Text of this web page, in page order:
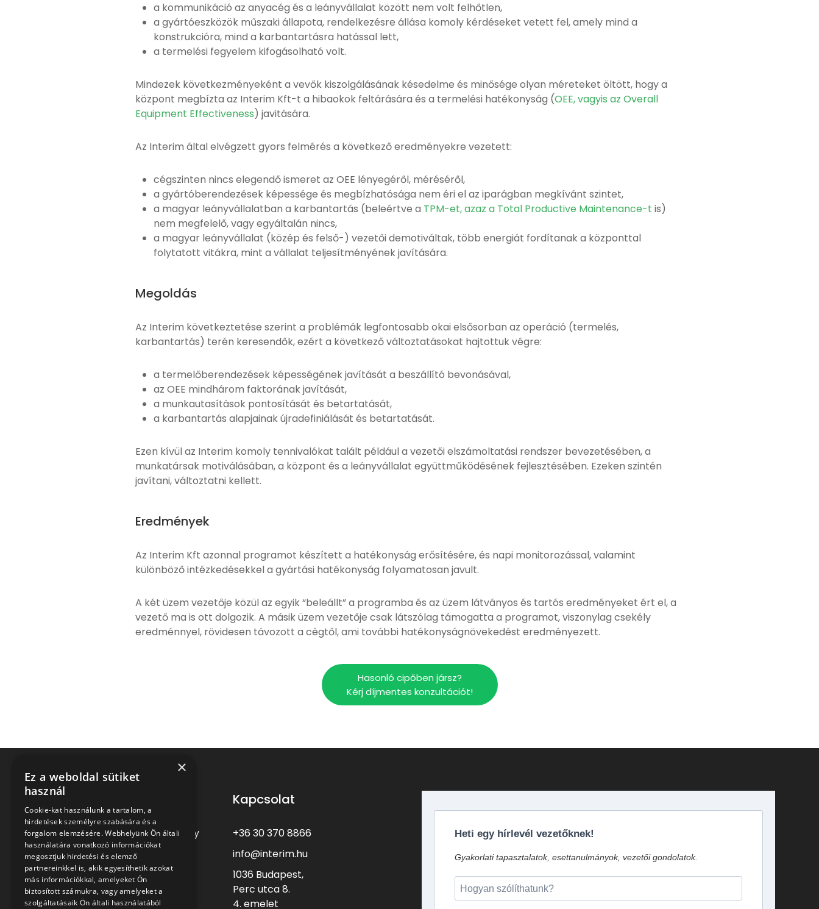
a kommunikáció az anyacég és a leányvállalat között nem volt felhőtlen,
a gyártóeszközök műszaki állapota, rendelkezésre állása komoly kérdéseket vetett fel, amely mind a
konstrukcióra, mind a karbantartásra hatással lett,
a termelési fegyelem kifogásolható volt.
Mindezek következményeként a vevők kiszolgálásának késedelme és minősége olyan méreteket öltött, hogy a
központ megbízta az Interim Kft-t a hibaokok feltárására és a termelési hatékonyság (OEE, vagyis az Overall
Equipment Effectiveness) javitására.
Az Interim által elvégzett gyors felmérés a következő eredményekre vezetett:
cégszinten nincs elegendő ismeret az OEE lényegéről, méréséről,
a gyártóberendezések képessége és megbízhatósága nem éri el az iparágban megkívánt szintet,
a magyar leányvállalatban a karbantartás (beleértve a TPM-et, azaz a Total Productive Maintenance-t is)
nem megfelelő, vagy egyáltalán nincs,
a magyar leányvállalat (közép és felső-) vezetői demotiváltak, több energiát fordítanak a központtal
folytatott vitákra, mint a vállalat teljesítményének javítására.
Megoldás
Az Interim következtetése szerint a problémák legfontosabb okai elsősorban az operáció (termelés,
karbantartás) terén keresendők, ezért a következő változtatásokat hajtottuk végre:
a termelőberendezések képességének javítását a beszállító bevonásával,
az OEE mindhárom faktorának javítását,
a munkautasítások pontosítását és betartatását,
a karbantartás alapjainak újradefiniálását és betartatását.
Ezen kívül az Interim komoly tennivalókat talált például a vezetői elszámoltatási rendszer bevezetésében, a
munkatársak motiválásában, a központ és a leányvállalat együttműködésének fejlesztésében. Ezeken szintén
javítani, változtatni kellett.
Eredmények
Az Interim Kft azonnal programot készített a hatékonyság erősítésére, és napi monitorozással, valamint
különböző intézkedésekkel a gyártási hatékonyság folyamatosan javult.
A két üzem vezetője közül az egyik “beleállt” a programba és az üzem látványos és tartós eredményeket ért el, a
vezető ma is ott dolgozik. A másik üzem vezetője csak látszólag támogatta a programot, viszonylag csekély
eredménnyel, rövidesen távozott a cégtől, ami további hatékonyságnövekedést eredményezett.
Hasonló cipőben jársz?
Kérj díjmentes konzultációt!
Kiváló szakember és vezető, egy
adott feladatra: az interim
menedzser
Kapcsolat
+36 30 370 8866
info@interim.hu
1036 Budapest,
Perc utca 8.
4. emelet
Heti egy hírlevél vezetőknek!
Gyakorlati tapasztalatok, esettanulmányok, vezetői gondolatok.
×
Ez a weboldal sütiket
használ
Cookie-kat használunk a tartalom, a
hirdetések személyre szabására és a
forgalom elemzésére. Webhelyünk Ön általi
használatára vonatkozó információkat
megosztjuk hirdetési és elemző
partnereinkkel is, akik egyesíthetik azokat
más információkkal, amelyeket Ön
biztosított számukra, vagy amelyeket a
szolgáltatásaik Ön általi használatából